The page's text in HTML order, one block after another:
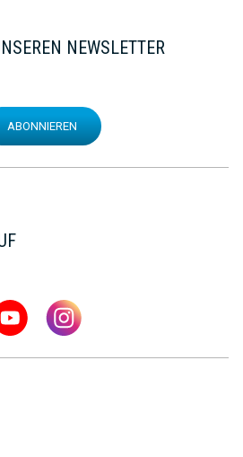
NEWSLETTER
ABONNIEREN